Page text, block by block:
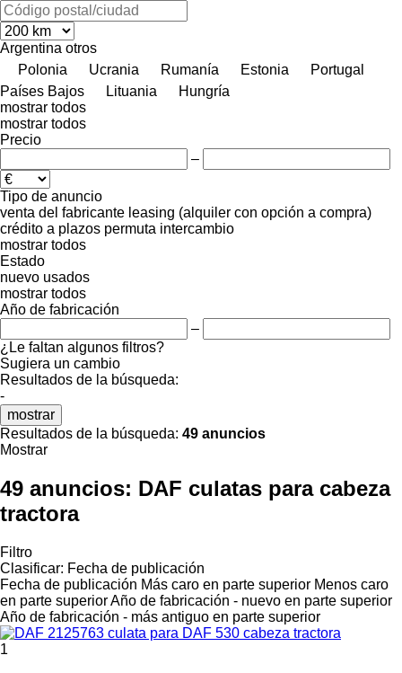
Argentina otros
Polonia
Ucrania Rumanía Estonia
Portugal
Países Bajos
Lituania
Hungría
mostrar todos
mostrar todos
Precio
–
Tipo de anuncio
venta del fabricante leasing (alquiler con opción a compra)
crédito a plazos permuta intercambio
mostrar todos
Estado
nuevo usados
mostrar todos
Año de fabricación
–
¿Le faltan algunos filtros?
Sugiera un cambio
Resultados de la búsqueda:
-
mostrar
Resultados de la búsqueda: 49 anuncios
Mostrar
49 anuncios: DAF culatas para cabeza
tractora
Filtro
Clasificar: Fecha de publicación
Fecha de publicación Más caro en parte superior Menos caro
en parte superiorAño de fabricación - nuevo en parte superior
Año de fabricación - más antiguo en parte superior
1